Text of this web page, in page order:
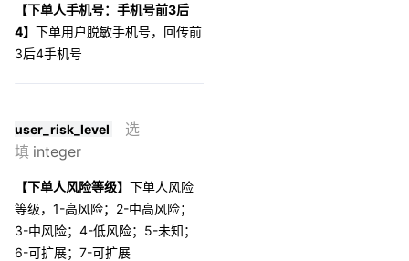
【下单人手机号：手机号前3后
4】 下单用户脱敏手机号，回传前
3后4手机号
user_risk_level
选
填 integer
【下单人风险等级】 下单人风险
等级，1-高风险；2-中高风险；
3-中风险；4-低风险；5-未知；
6-可扩展；7-可扩展